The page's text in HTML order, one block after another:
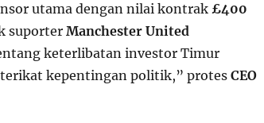
utama dengan nilai kontrak £400
suporter Manchester United
keterlibatan investor Timur
kepentingan politik,” protes CEO